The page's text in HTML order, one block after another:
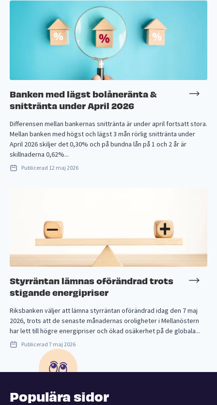
Banken med lägst bolåneränta &
snittränta under April 2026
Differensen mellan bankernas snittränta är under april fortsatt stora.
Mellan banken med högst och lägst 3 mån rörlig snittränta under
April 2026 skiljer det 0,30% och på bundna lån på 1 och 2 år är
skillnaderna 0,62%...
Publicerad 12 maj 2026
Styrräntan lämnas oförändrad trots
stigande energipriser
Riksbanken väljer att lämna styrräntan oförändrad idag den 7 maj
2026, trots att de senaste månadernas oroligheter i Mellanöstern
har lett till högre energipriser och ökad osäkerhet på de globala...
Publicerad 7 maj 2026
Populära sidor